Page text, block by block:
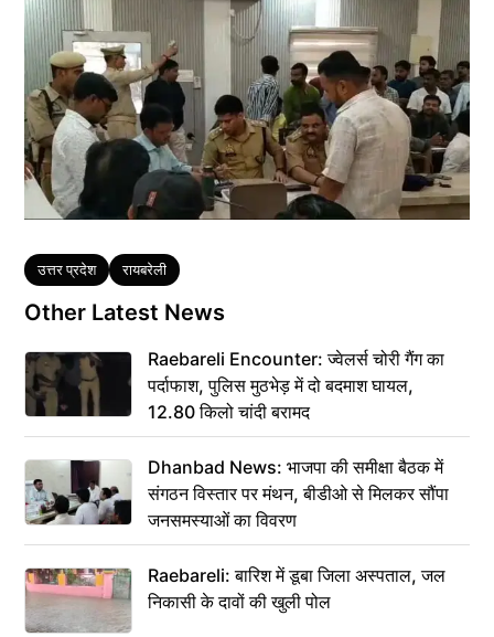
Tags
उत्तर प्रदेश रायबरेली
Other Latest News
Raebareli Encounter: ज्वेलर्स चोरी गैंग का
पर्दाफाश, पुलिस मुठभेड़ में दो बदमाश घायल,
12.80 किलो चांदी बरामद
Dhanbad News: भाजपा की समीक्षा बैठक में
संगठन विस्तार पर मंथन, बीडीओ से मिलकर सौंपा
जनसमस्याओं का विवरण
Raebareli: बारिश में डूबा जिला अस्पताल, जल
निकासी के दावों की खुली पोल